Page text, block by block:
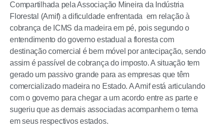
Compartilhada pela Associação Mineira da Indústria
Florestal (Amif) a dificuldade enfrentada em relação à
cobrança de ICMS da madeira em pé, pois segundo o
entendimento do governo estadual a floresta com
destinação comercial é bem móvel por antecipação, sendo
assim é passível de cobrança do imposto. A situação tem
gerado um passivo grande para as empresas que têm
comercializado madeira no Estado. A Amif está articulando
com o governo para chegar a um acordo entre as parte e
sugeriu que as demais associadas acompanhem o tema
em seus respectivos estados.